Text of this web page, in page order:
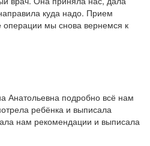
куда надо. Прием
операции мы снова вернемся к
Анатольевна подробно всё нам
ребёнка и выписала
нам рекомендации и выписала